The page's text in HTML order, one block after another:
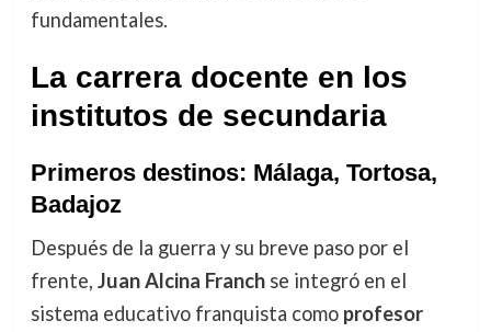
fundamentales.
La carrera docente en los
institutos de secundaria
Primeros destinos: Málaga, Tortosa,
Badajoz
Después de la guerra y su breve paso por el
frente, Juan Alcina Franchse integró en el
sistema educativo franquista como profesor